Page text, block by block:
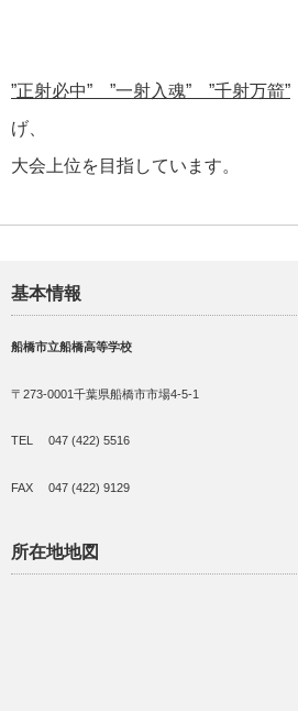
”正射必中” ”一射入魂” ”千射万箭”
げ、
大会上位を目指しています。
基本情報
船橋市立船橋高等学校
〒273-0001千葉県船橋市市場4-5-1
TEL 047 (422) 5516
FAX 047 (422) 9129
所在地地図